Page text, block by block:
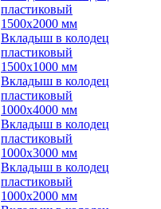
пластиковый
1500х2000 мм
Вкладыш в колодец
пластиковый
1500х1000 мм
Вкладыш в колодец
пластиковый
1000х4000 мм
Вкладыш в колодец
пластиковый
1000х3000 мм
Вкладыш в колодец
пластиковый
1000х2000 мм